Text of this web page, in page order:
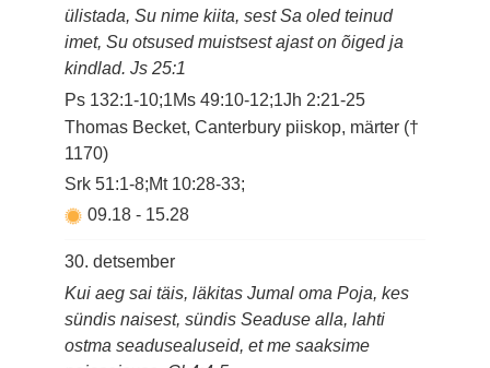
ülistada, Su nime kiita, sest Sa oled teinud
imet, Su otsused muistsest ajast on õiged ja
kindlad. Js 25:1
Ps 132:1-10;1Ms 49:10-12;1Jh 2:21-25
Thomas Becket, Canterbury piiskop, märter (†
1170)
Srk 51:1-8;Mt 10:28-33;
09.18- 15.28
30. detsember
Kui aeg sai täis, läkitas Jumal oma Poja, kes
sündis naisest, sündis Seaduse alla, lahti
ostma seadusealuseid, et me saaksime